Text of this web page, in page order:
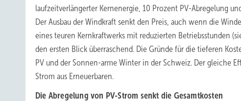
laufzeitverlängerter Kernenergie, 10 Prozent PV-Abregelung
Der Ausbau der Windkraft senkt den Preis, auch wenn die
eines teuren Kernkraftwerks mit reduzierten Betriebsstunden
den ersten Blick überraschend. Die Gründe für die tieferen
PV und der Sonnen-arme Winter in der Schweiz. Der gleiche
Strom aus Erneuerbaren.
Die Abregelung von PV-Strom senkt die Gesamtkosten